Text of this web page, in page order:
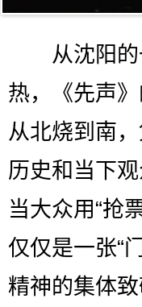
从沈阳的
热，《先声
从北烧到南
历史和当下
当大众用“抢
仅仅是一张“
精神的集体致